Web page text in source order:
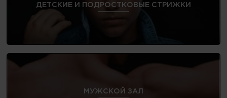
ДЕТСКИЕ И ПОДРОСТКОВЫЕ СТРИЖКИ
МУЖСКОЙ ЗАЛ